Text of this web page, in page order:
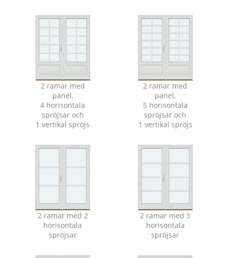
2 ramar med
panel,
4 horisontala
spröjsar och
1 vertikal spröjs
2 ramar med
panel,
5 horisontala
spröjsar och
1 vertikal spröjs
2 ramar med 2
horisontala
spröjsar
2 ramar med 3
horisontala
spröjsar